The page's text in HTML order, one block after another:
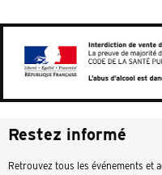
Restez informé
Retrouvez tous les événements et